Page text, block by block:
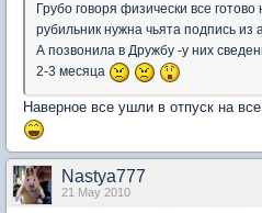
Грубо говоря физически все
рубильник нужна чьята подпись из
А позвонила в Дружбу -у них
2-3 месяца
Наверное все ушли в отпуск на
Nastya777
21 May 2010